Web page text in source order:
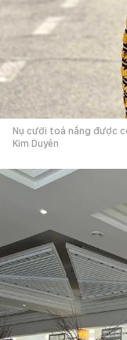
Nụ cười toả nắng được
Kim Duyên